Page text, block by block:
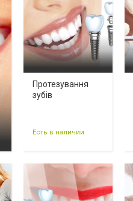
Протезування
зубів
Есть в наличии